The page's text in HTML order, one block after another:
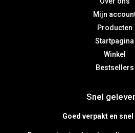
Mijn
Producten
Startpagina
Winkel
Bestsellers
Snel
Goed verpakt en